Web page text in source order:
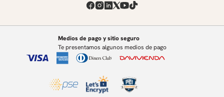
Medios de pago y sitio seguro
Te presentamos algunos medios de pago